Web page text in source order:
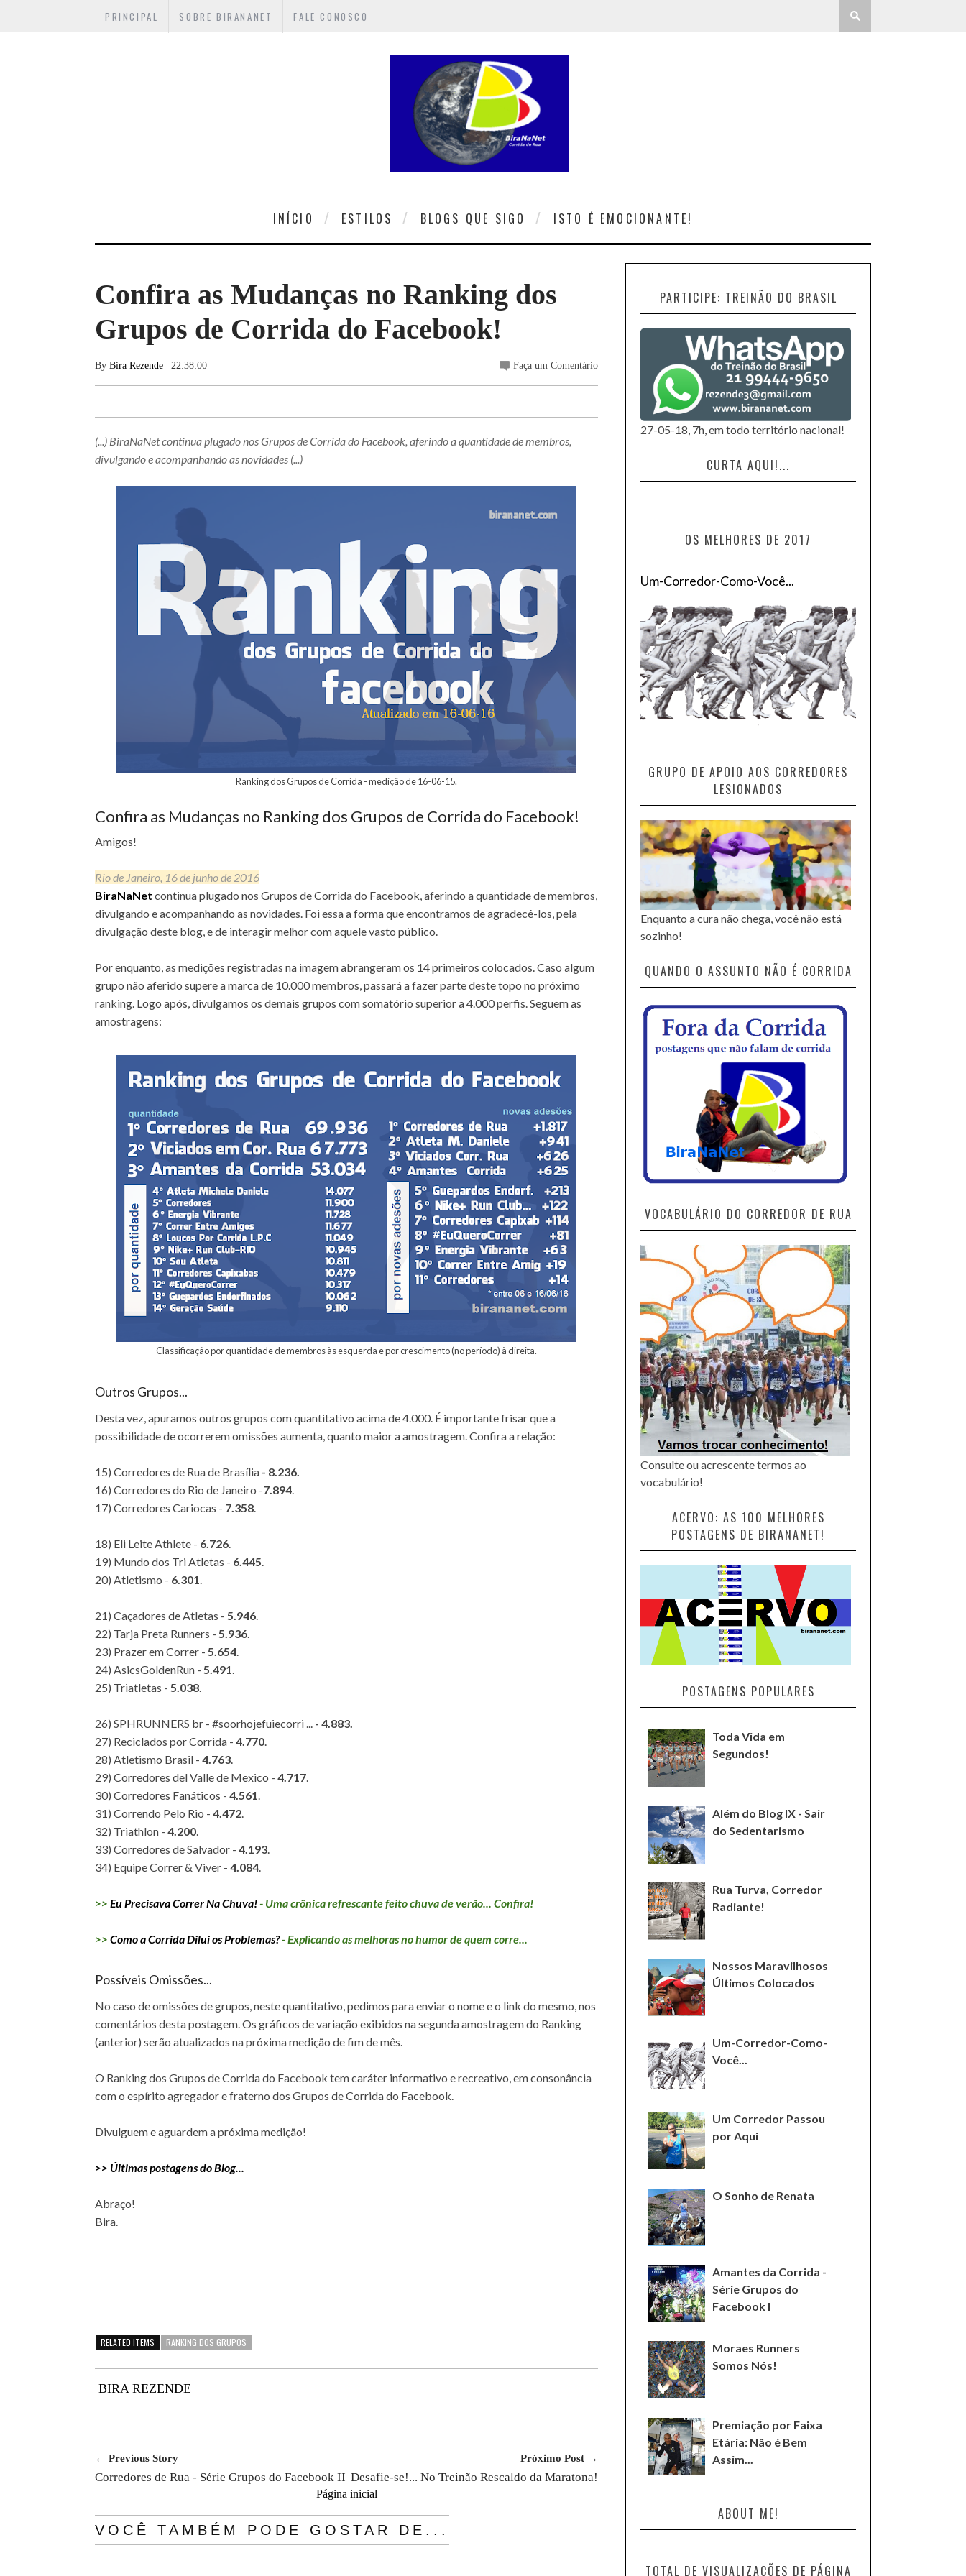
PRINCIPAL SOBRE BIRANANET FALE CONOSCO
INÍCIO ESTILOS BLOGS QUE SIGO ISTO É EMOCIONANTE!
Confira as Mudanças no Ranking dos
Grupos de Corrida do Facebook!
By Bira Rezende | 22:38:00 Faça um Comentário
(...) BiraNaNet continua plugado nos Grupos de Corrida do Facebook, aferindo a quantidade de membros,
divulgando e acompanhando as novidades (...)
Ranking dos Grupos de Corrida - medição de 16-06-15.
Confira as Mudanças no Ranking dos Grupos de Corrida do Facebook!
Amigos!
Rio de Janeiro, 16 de junho de 2016
BiraNaNet continua plugado nos Grupos de Corrida do Facebook, aferindo a quantidade de membros,
divulgando e acompanhando as novidades. Foi essa a forma que encontramos de agradecê-los, pela
divulgação deste blog, e de interagir melhor com aquele vasto público.
Por enquanto, as medições registradas na imagem abrangeram os 14 primeiros colocados. Caso algum
grupo não aferido supere a marca de 10.000 membros, passará a fazer parte deste topo no próximo
ranking. Logo após, divulgamos os demais grupos com somatório superior a 4.000 perfis. Seguem as
amostragens:
Classificação por quantidade de membros às esquerda e por crescimento (no período) à direita.
Outros Grupos...
Desta vez, apuramos outros grupos com quantitativo acima de 4.000. É importante frisar que a
possibilidade de ocorrerem omissões aumenta, quanto maior a amostragem. Confira a relação:
15) Corredores de Rua de Brasília - 8.236.
16) Corredores do Rio de Janeiro -7.894.
17) Corredores Cariocas - 7.358.
18) Eli Leite Athlete - 6.726.
19) Mundo dos Tri Atletas - 6.445.
20) Atletismo - 6.301.
21) Caçadores de Atletas - 5.946.
22) Tarja Preta Runners - 5.936.
23) Prazer em Correr - 5.654.
24) AsicsGoldenRun - 5.491.
25) Triatletas - 5.038.
26) SPHRUNNERS br - #soorhojefuiecorri ... - 4.883.
27) Reciclados por Corrida - 4.770.
28) Atletismo Brasil - 4.763.
29) Corredores del Valle de Mexico - 4.717.
30) Corredores Fanáticos - 4.561.
31) Correndo Pelo Rio - 4.472.
32) Triathlon - 4.200.
33) Corredores de Salvador - 4.193.
34) Equipe Correr & Viver - 4.084.
>> Eu Precisava Correr Na Chuva!- Uma crônica refrescante feito chuva de verão... Confira!
>> Como a Corrida Dilui os Problemas?- Explicando as melhoras no humor de quem corre...
Possíveis Omissões...
No caso de omissões de grupos, neste quantitativo, pedimos para enviar o nome e o link do mesmo, nos
comentários desta postagem. Os gráficos de variação exibidos na segunda amostragem do Ranking
(anterior) serão atualizados na próxima medição de fim de mês.
O Ranking dos Grupos de Corrida do Facebook tem caráter informativo e recreativo, em consonância
com o espírito agregador e fraterno dos Grupos de Corrida do Facebook.
Divulguem e aguardem a próxima medição!
>> Últimas postagens do Blog...
Abraço!
Bira.
RELATED ITEMS RANKING DOS GRUPOS
BIRA REZENDE
← Previous Story
Corredores de Rua - Série Grupos do Facebook II
Próximo Post →
Desafie-se!... No Treinão Rescaldo da Maratona!
Página inicial
VOCÊ TAMBÉM PODE GOSTAR DE...
PARTICIPE: TREINÃO DO BRASIL
27-05-18, 7h, em todo território nacional!
CURTA AQUI!...
OS MELHORES DE 2017
Um-Corredor-Como-Você...
GRUPO DE APOIO AOS CORREDORES
LESIONADOS
Enquanto a cura não chega, você não está
sozinho!
QUANDO O ASSUNTO NÃO É CORRIDA
VOCABULÁRIO DO CORREDOR DE RUA
Consulte ou acrescente termos ao
vocabulário!
ACERVO: AS 100 MELHORES
POSTAGENS DE BIRANANET!
POSTAGENS POPULARES
Toda Vida em
Segundos!
Além do Blog IX - Sair
do Sedentarismo
Rua Turva, Corredor
Radiante!
Nossos Maravilhosos
Últimos Colocados
Um-Corredor-Como-
Você...
Um Corredor Passou
por Aqui
O Sonho de Renata
Amantes da Corrida -
Série Grupos do
Facebook I
Moraes Runners
Somos Nós!
Premiação por Faixa
Etária: Não é Bem
Assim...
ABOUT ME!
TOTAL DE VISUALIZAÇÕES DE PÁGINA